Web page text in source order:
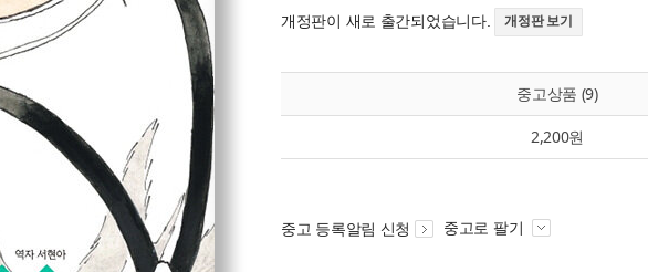
개정판이 새로 출간되었습니다. 개정판 보기
중고상품 (9)
2,200원
중고 등록알림 신청 중고로 팔기